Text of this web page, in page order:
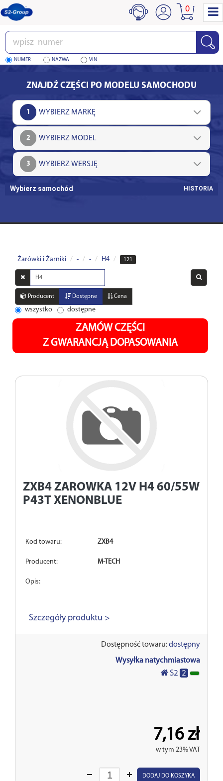
Wpisz
numer
NUMER NAZWA VIN
0
ZNAJDŹ CZĘŚCI PO MODELU SAMOCHODU
1
2
3
Wybierz samochód HISTORIA
Żarówki i Żarniki - - H4 121
Wyszukaj
w
opisachProducent Dostępne Cena
wszystko dostępne
ZAMÓW CZĘŚCI
Z GWARANCJĄ DOPASOWANIA
ZXB4 ZAROWKA 12V H4 60/55W
P43T XENONBLUE
Kod towaru: ZXB4
Producent: M-TECH
Opis:
Szczegóły produktu >
Dostępność towaru:dostępny
Wysyłka natychmiastowa
S2 2
7,16 zł
w tym 23% VAT
Wprowadź
DODAJ DO KOSZYKA